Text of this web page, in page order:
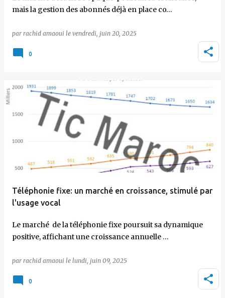
mais la gestion des abonnés déjà en place co…
par rachid amaoui le vendredi, juin 20, 2025
0
Téléphonie fixe: un marché en croissance, stimulé par
l'usage vocal
Le marché de la téléphonie fixe poursuit sa dynamique
positive, affichant une croissance annuelle …
par rachid amaoui le lundi, juin 09, 2025
0